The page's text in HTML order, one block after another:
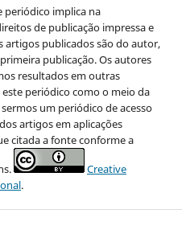
periódico implica na
de publicação impressa e
artigos publicados são do autor,
publicação. Os autores
resultados em outras
periódico como o meio da
um periódico de acesso
artigos em aplicações
citada a fonte conforme a
Creative
.